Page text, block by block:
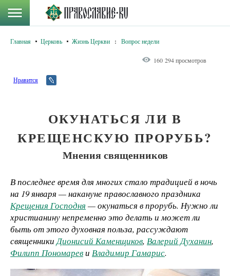
Главная Церковь Жизнь Церкви : Вопрос недели
160 294 просмотров
Нравится
ОКУНАТЬСЯ ЛИ В
КРЕЩЕНСКУЮ ПРОРУБЬ?
Мнения священников
В последнее время для многих стало традицией в ночь
на 19 января — накануне православного праздника
Крещения Господня — окунаться в прорубь. Нужно ли
христианину непременно это делать и может ли
быть от этого духовная польза, рассуждают
священникиДионисий Каменщиков, Валерий Духанин,
Филипп Пономареви Владимир Гамарис.